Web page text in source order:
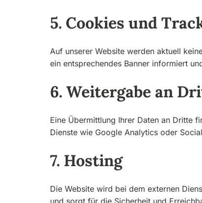
5. Cookies und
Auf unserer Website werden aktuell
ein entsprechendes Banner informiert
6. Weitergabe an
Eine Übermittlung Ihrer Daten an Dritte
Dienste wie Google Analytics oder
7. Hosting
Die Website wird bei dem externen
und sorgt für die Sicherheit und